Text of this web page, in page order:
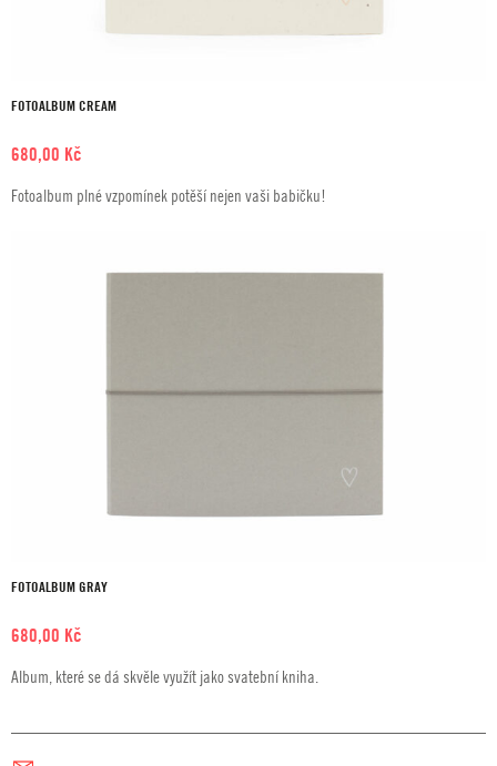
FOTOALBUM CREAM
680,00 Kč
Fotoalbum plné vzpomínek potěší nejen vaši babičku!
FOTOALBUM GRAY
680,00 Kč
Album, které se dá skvěle využít jako svatební kniha.